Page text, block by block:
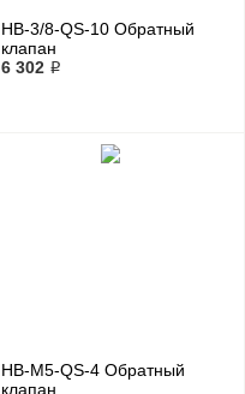
HB-3/8-QS-10 Обратный
клапан
6 302 ₽
HB-M5-QS-4 Обратный
клапан